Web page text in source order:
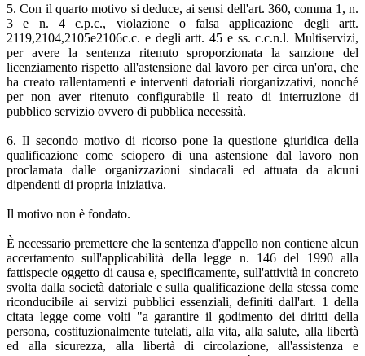
5. Con il quarto motivo si deduce, ai sensi dell'art. 360, comma 1, n.
3 e n. 4 c.p.c., violazione o falsa applicazione degli artt.
2119,2104,2105e2106c.c. e degli artt. 45 e ss. c.c.n.l. Multiservizi,
per avere la sentenza ritenuto sproporzionata la sanzione del
licenziamento rispetto all'astensione dal lavoro per circa un'ora, che
ha creato rallentamenti e interventi datoriali riorganizzativi, nonché
per non aver ritenuto configurabile il reato di interruzione di
pubblico servizio ovvero di pubblica necessità.
6. Il secondo motivo di ricorso pone la questione giuridica della
qualificazione come sciopero di una astensione dal lavoro non
proclamata dalle organizzazioni sindacali ed attuata da alcuni
dipendenti di propria iniziativa.
Il motivo non è fondato.
È necessario premettere che la sentenza d'appello non contiene alcun
accertamento sull'applicabilità della legge n. 146 del 1990 alla
fattispecie oggetto di causa e, specificamente, sull'attività in concreto
svolta dalla società datoriale e sulla qualificazione della stessa come
riconducibile ai servizi pubblici essenziali, definiti dall'art. 1 della
citata legge come volti "a garantire il godimento dei diritti della
persona, costituzionalmente tutelati, alla vita, alla salute, alla libertà
ed alla sicurezza, alla libertà di circolazione, all'assistenza e